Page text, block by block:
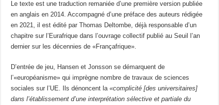
Le texte est une traduction remaniée d’une première version publiée
en anglais en 2014. Accompagné d’une préface des auteurs rédigée
en 2021, il est édité par Thomas Deltombe, déjà responsable d’un
chapitre sur l’Eurafrique dans l’ouvrage collectif publié au Seuil l’an
dernier sur les décennies de «Françafrique».
D’entrée de jeu, Hansen et Jonsson se démarquent de
l’«européanisme» qui imprègne nombre de travaux de sciences
sociales sur l’UE. Ils dénoncent la«complicité [des universitaires]
dans l’établissement d’une interprétation sélective et partiale du